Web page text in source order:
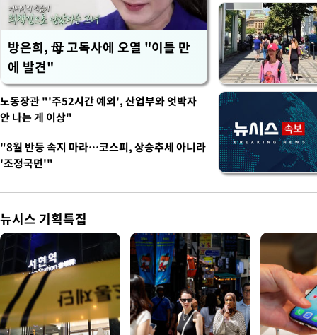
방은희, 母 고독사에 오열 "이틀 만
에 발견"
노동장관 "'주52시간 예외', 산업부와 엇박자
안 나는 게 이상"
"8월 반등 속지 마라…코스피, 상승추세 아니라
'조정국면'"
뉴시스 기획특집